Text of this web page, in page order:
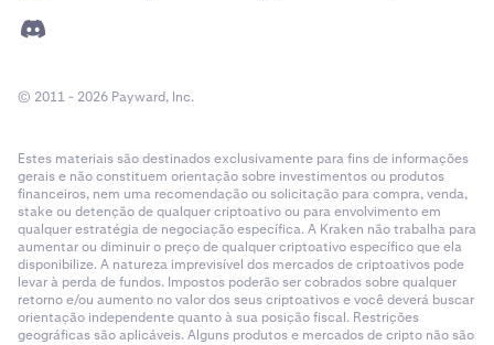
© 2011 - 2026 Payward, Inc.
Estes materiais são destinados exclusivamente para fins de informações
gerais e não constituem orientação sobre investimentos ou produtos
financeiros, nem uma recomendação ou solicitação para compra, venda,
stake ou detenção de qualquer criptoativo ou para envolvimento em
qualquer estratégia de negociação específica. A Kraken não trabalha para
aumentar ou diminuir o preço de qualquer criptoativo específico que ela
disponibilize. A natureza imprevisível dos mercados de criptoativos pode
levar à perda de fundos. Impostos poderão ser cobrados sobre qualquer
retorno e/ou aumento no valor dos seus criptoativos e você deverá buscar
orientação independente quanto à sua posição fiscal. Restrições
geográficas são aplicáveis. Alguns produtos e mercados de cripto não são